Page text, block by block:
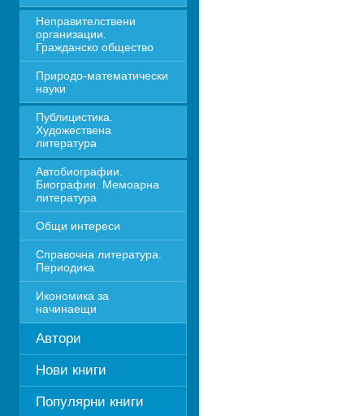
Неправителствени
организации.
Гражданско общество
Природо-математически
науки
Публицистика.
Художествена
литература
Автобиографии.
Биографии. Мемоарна
литература
Общи интереси
Справочна литература.
Периодика
Икономика за
начинаещи
Автори
Нови книги
Популярни книги